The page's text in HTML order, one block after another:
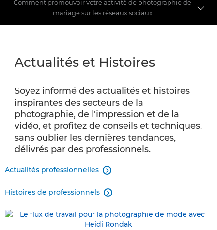
Comment promouvoir votre activité de photographie de
mariage sur les réseaux sociaux
BANQUE D'INFORMATIONS
PRODUITS PROFESSIONNELS
RÉALISÉ AVEC CANON
PROGRAMME AMBASSADEURS
PROFESSIONNELS
CPS
Actualités et Histoires
Soyez informé des actualités et histoires
inspirantes des secteurs de la
photographie, de l'impression et de la
vidéo, et profitez de conseils et techniques,
sans oublier les dernières tendances,
délivrés par des professionnels.
Actualités professionnelles 
Histoires de professionnels 